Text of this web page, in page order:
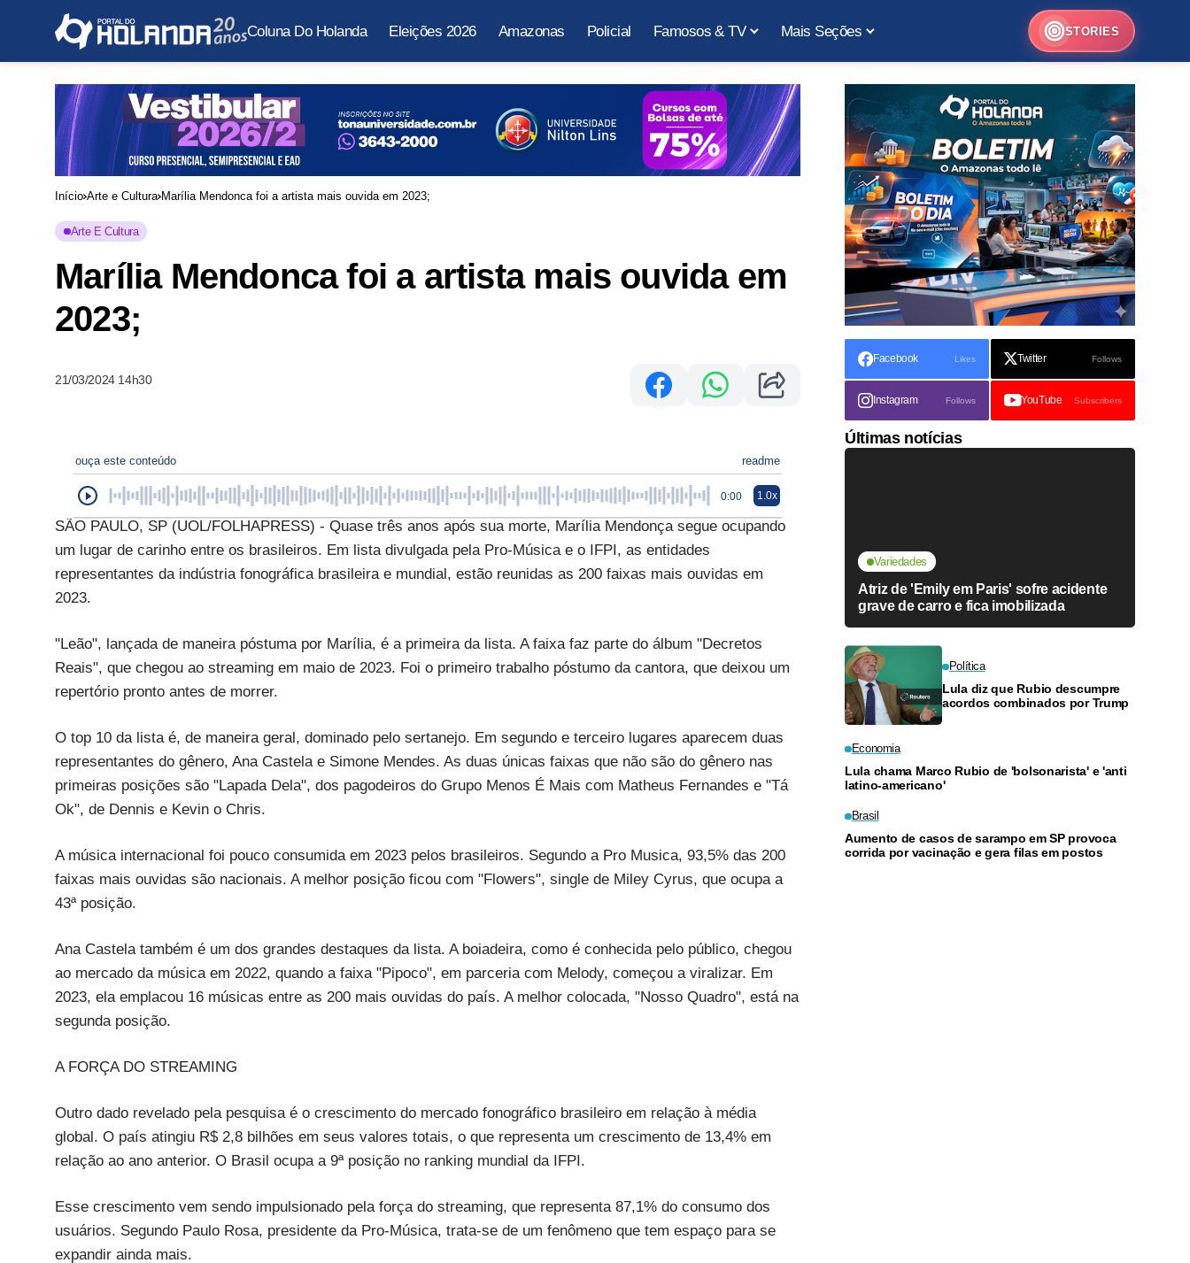
Coluna Do Holanda Eleições 2026 Amazonas Policial Famosos & TV Mais Seções STORIES
Início Arte e Cultura Marília Mendonca foi a artista mais ouvida em 2023;
Arte E Cultura
Marília Mendonca foi a artista mais ouvida em
2023;
21/03/2024 14h30
ouça este conteúdo readme
0:00 1.0x
SÃO PAULO, SP (UOL/FOLHAPRESS) - Quase três anos após sua morte, Marília Mendonça segue ocupando
um lugar de carinho entre os brasileiros. Em lista divulgada pela Pro-Música e o IFPI, as entidades
representantes da indústria fonográfica brasileira e mundial, estão reunidas as 200 faixas mais ouvidas em
2023.
"Leão", lançada de maneira póstuma por Marília, é a primeira da lista. A faixa faz parte do álbum "Decretos
Reais", que chegou ao streaming em maio de 2023. Foi o primeiro trabalho póstumo da cantora, que deixou um
repertório pronto antes de morrer.
O top 10 da lista é, de maneira geral, dominado pelo sertanejo. Em segundo e terceiro lugares aparecem duas
representantes do gênero, Ana Castela e Simone Mendes. As duas únicas faixas que não são do gênero nas
primeiras posições são "Lapada Dela", dos pagodeiros do Grupo Menos É Mais com Matheus Fernandes e "Tá
Ok", de Dennis e Kevin o Chris.
A música internacional foi pouco consumida em 2023 pelos brasileiros. Segundo a Pro Musica, 93,5% das 200
faixas mais ouvidas são nacionais. A melhor posição ficou com "Flowers", single de Miley Cyrus, que ocupa a
43ª posição.
Ana Castela também é um dos grandes destaques da lista. A boiadeira, como é conhecida pelo público, chegou
ao mercado da música em 2022, quando a faixa "Pipoco", em parceria com Melody, começou a viralizar. Em
2023, ela emplacou 16 músicas entre as 200 mais ouvidas do país. A melhor colocada, "Nosso Quadro", está na
segunda posição.
A FORÇA DO STREAMING
Outro dado revelado pela pesquisa é o crescimento do mercado fonográfico brasileiro em relação à média
global. O país atingiu R$ 2,8 bilhões em seus valores totais, o que representa um crescimento de 13,4% em
relação ao ano anterior. O Brasil ocupa a 9ª posição no ranking mundial da IFPI.
Esse crescimento vem sendo impulsionado pela força do streaming, que representa 87,1% do consumo dos
usuários. Segundo Paulo Rosa, presidente da Pro-Música, trata-se de um fenômeno que tem espaço para se
expandir ainda mais.
Facebook Likes Twitter Follows
Instagram Follows YouTube Subscribers
Últimas notícias
Variedades
Atriz de 'Emily em Paris' sofre acidente
grave de carro e fica imobilizada
Política
Lula diz que Rubio descumpre
acordos combinados por Trump
Economia
Lula chama Marco Rubio de 'bolsonarista' e 'anti
latino-americano'
Brasil
Aumento de casos de sarampo em SP provoca
corrida por vacinação e gera filas em postos